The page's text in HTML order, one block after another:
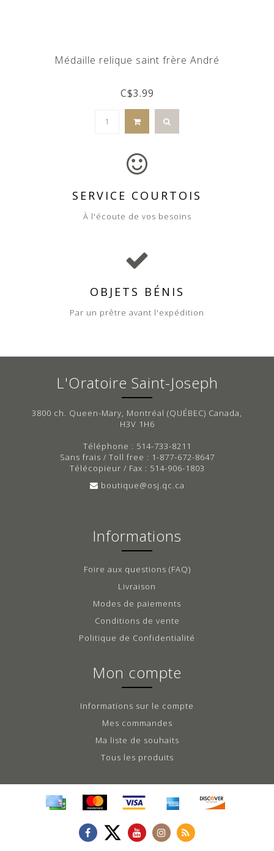
Médaille relique saint frère André
C$3.99
SERVICE COURTOIS
À l'écoute de vos besoins
OBJETS BÉNIS
Par un prêtre avant l'expédition
L'Oratoire Saint-Joseph
3800 ch. Queen-Mary, Montréal (QUÉBEC) Canada,
H3V 1H6
Téléphone : 514-733-8211
Sans frais / Toll free : 1-877-672-8647
Télécopieur / Fax : 514-906-1803
boutique@osj.qc.ca
Informations
Foire aux questions (FAQ)
Livraison
Modes de paiements
Conditions de vente
Politique de Confidentialité
Mon compte
Informations sur le compte
Mes commandes
Ma liste de souhaits
Tous les produits